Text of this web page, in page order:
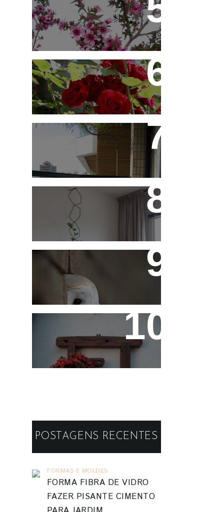
Érica Japonesa -
Aprenda a Cultivar
Você Sabe Tudo Sobre
Rosas?
Saiba Tudo Sobre
Jardins de Inverno
Treliças, Ganchos e
Suportes - Parte 1
Fotos de Domingo - As
Melhores da Semana
Madeira - Painéis e
Vasos de Parede
POSTAGENS RECENTES
FORMAS E MOLDES
FORMA FIBRA DE VIDRO
FAZER PISANTE CIMENTO